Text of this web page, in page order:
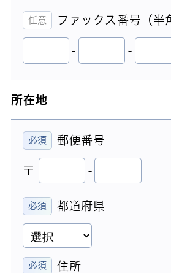
ファックス番号（半
- -
所在地
郵便番号
〒 -
都道府県
住所